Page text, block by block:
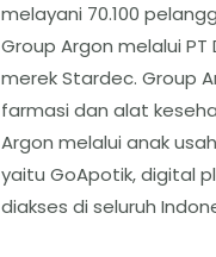
melayani 70.100
Group Argon melalui
merek Stardec. Group
farmasi dan alat
Argon melalui anak
yaitu GoApotik, digital
diakses di seluruh